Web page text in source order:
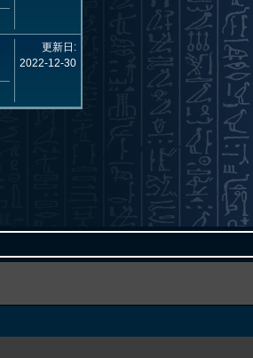
更新日:
2022-12-30